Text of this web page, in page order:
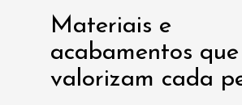
Materiais e
acabamentos que
valorizam cada